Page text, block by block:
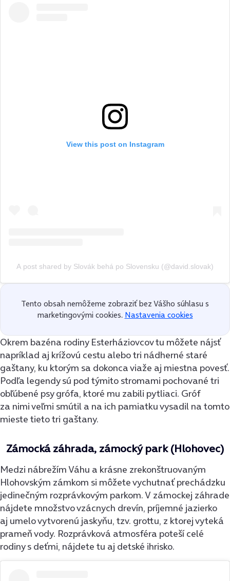
View this post on Instagram
A post shared by Slovák behá po Slovensku (@david.slovak)
Tento obsah nemôžeme zobraziť bez Vášho súhlasu s
marketingovými cookies. Nastavenia cookies
Okrem bazéna rodiny Esterháziovcov tu môžete nájsť
napríklad aj krížovú cestu alebo tri nádherné staré
gaštany, ku ktorým sa dokonca viaže aj miestna povesť.
Podľa legendy sú pod týmito stromami pochované tri
obľúbené psy grófa, ktoré mu zabili pytliaci. Gróf
za nimi veľmi smútil a na ich pamiatku vysadil na tomto
mieste tieto tri gaštany.
Zámocká záhrada, zámocký park (Hlohovec)
Medzi nábrežím Váhu a krásne zrekonštruovaným
Hlohovským zámkom si môžete vychutnať prechádzku
jedinečným rozprávkovým parkom. V zámockej záhrade
nájdete množstvo vzácnych drevín, príjemné jazierko
aj umelo vytvorenú jaskyňu, tzv. grottu, z ktorej vyteká
prameň vody. Rozprávková atmosféra poteší celé
rodiny s deťmi, nájdete tu aj detské ihrisko.